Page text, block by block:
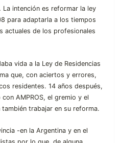
intención es reformar la ley
para adaptarla a los tiempos
actuales de los profesionales
vida a la Ley de Residencias
que, con aciertos y errores,
residentes. 14 años después,
AMPROS, el gremio y el
trabajar en su reforma.
-en la Argentina y en el